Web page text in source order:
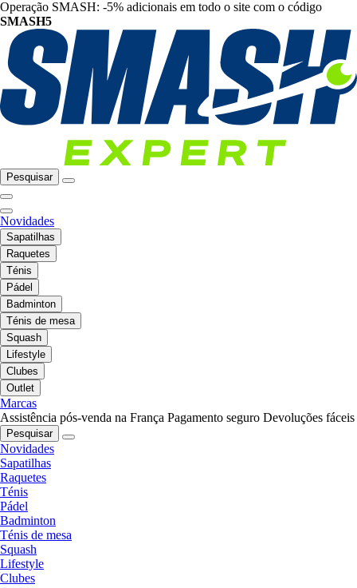
Operação SMASH: -5% adicionais em todo o site com o código
SMASH5
Pesquisar
Novidades
Sapatilhas
Raquetes
Ténis
Pádel
Badminton
Ténis de mesa
Squash
Lifestyle
Clubes
Outlet
Marcas
Assistência pós-venda na França Pagamento seguro Devoluções fáceis
Pesquisar
Novidades
Sapatilhas
Raquetes
Ténis
Pádel
Badminton
Ténis de mesa
Squash
Lifestyle
Clubes